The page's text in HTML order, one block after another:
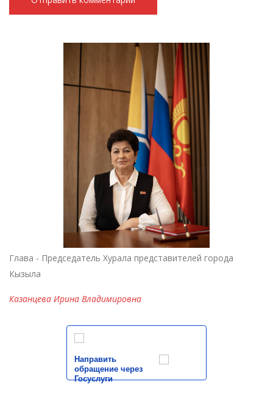
Глава - Председатель Хурала представителей города
Кызыла
Казанцева Ирина Владимировна
Направить
обращение через
Госуслуги